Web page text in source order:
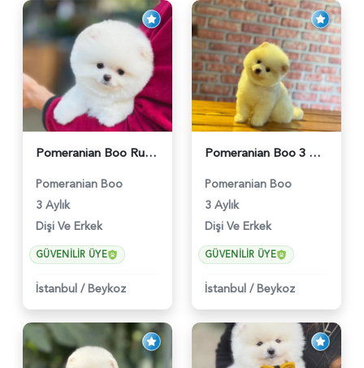
Pomeranian Boo Ruhsatlı Çiftlikten - 6027
Pomeranian Boo
3 Aylık
Dişi Ve Erkek
GÜVENILIR ÜYE
İstanbul / Beykoz
Pomeranian Boo 3 Aylık Safkan Yavrularımız - 6022
Pomeranian Boo
3 Aylık
Dişi Ve Erkek
GÜVENILIR ÜYE
İstanbul / Beykoz